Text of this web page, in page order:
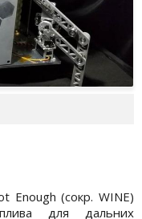
Enough (сокр. WINE)
для дальних